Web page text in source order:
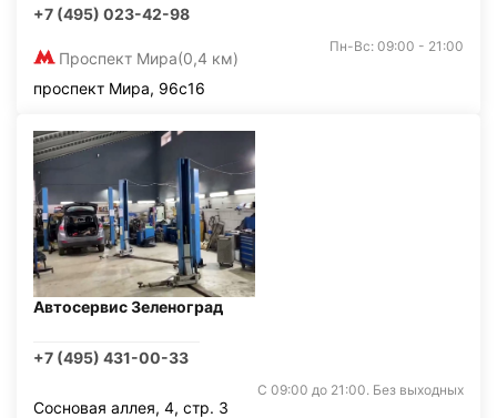
+7 (495) 023-42-98
Проспект Мира(0,4 км)
Пн-Вс: 09:00 - 21:00
проспект Мира, 96с16
Автосервис Зеленоград
+7 (495) 431-00-33
С 09:00 до 21:00. Без выходных
Сосновая аллея, 4, стр. 3